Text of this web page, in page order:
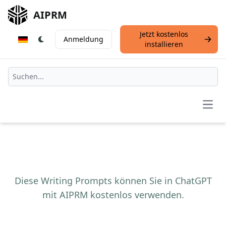
AIPRM
Anmeldung
Jetzt kostenlos
installieren
Diese Writing Prompts können Sie in ChatGPT
mit AIPRM kostenlos verwenden.